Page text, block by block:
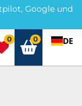
Google und
3222690
0 0 DE